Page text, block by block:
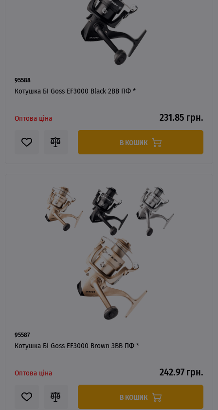
95588
Котушка БІ Goss EF3000 Black 2BB ПФ *
Оптова ціна 231.85 грн.
В КОШИК
95587
Котушка БІ Goss EF3000 Brown 3BB ПФ *
Оптова ціна 242.97 грн.
В КОШИК